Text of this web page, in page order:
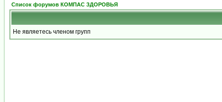
Список форумов КОМПАС ЗДОРОВЬЯ
Не являетесь членом групп